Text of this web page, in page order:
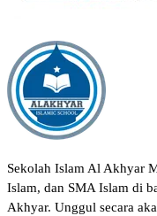
Sekolah Islam Al Akhyar
Islam, dan SMA Islam di
Akhyar. Unggul secara